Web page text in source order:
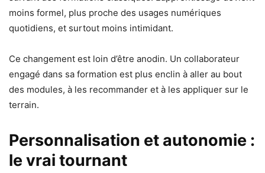
moins formel, plus proche des usages numériques
quotidiens, et surtout moins intimidant.
Ce changement est loin d’être anodin. Un collaborateur
engagé dans sa formation est plus enclin à aller au bout
des modules, à les recommander et à les appliquer sur le
terrain.
Personnalisation et autonomie :
le vrai tournant